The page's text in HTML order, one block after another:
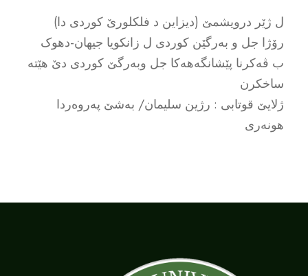
ل ژێر درویشمێ (دیزاین د فلکلورێ کوردى دا)
رۆژا جل و بەرگێن کوردى ل زانکویا جیهان-دهوک
ب ڤەکرنا پێشانگەهەکا جل وبەرگێ کوردى دێ هێتە
ساخکرن
ژلایێ قوتابى : رژین سلیمان/ بەشێ پەروەردا
هونەرى